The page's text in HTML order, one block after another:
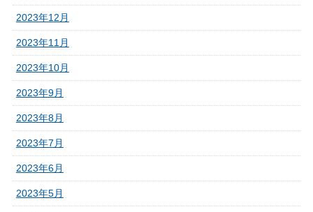
2023年12月
2023年11月
2023年10月
2023年9月
2023年8月
2023年7月
2023年6月
2023年5月